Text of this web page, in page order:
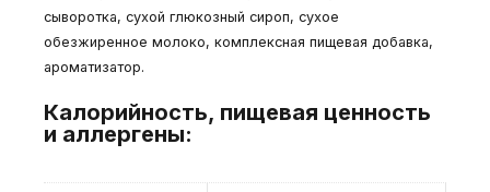
сыворотка, сухой глюкозный сироп, сухое
обезжиренное молоко, комплексная пищевая добавка,
ароматизатор.
Калорийность, пищевая ценность
и аллергены: